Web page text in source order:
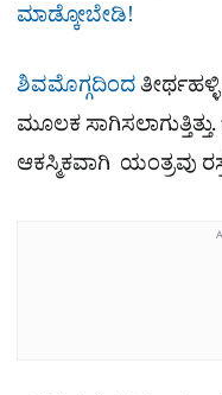
ಮಾಡ್ಕೋಬೇಡಿ!
ಶಿವಮೊಗ್ಗದಿಂದ
ಮೂಲಕ
ಆಕಸ್ಮಿಕವಾಗಿ ಯಂತ್ರವು